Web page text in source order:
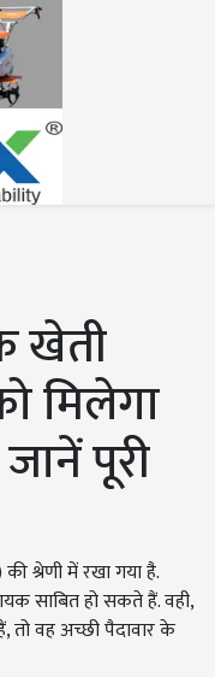
खेती
मिलेगा
पूरी
श्रेणी में रखा गया है.
साबित हो सकते हैं. वही,
तो वह अच्छी पैदावार के